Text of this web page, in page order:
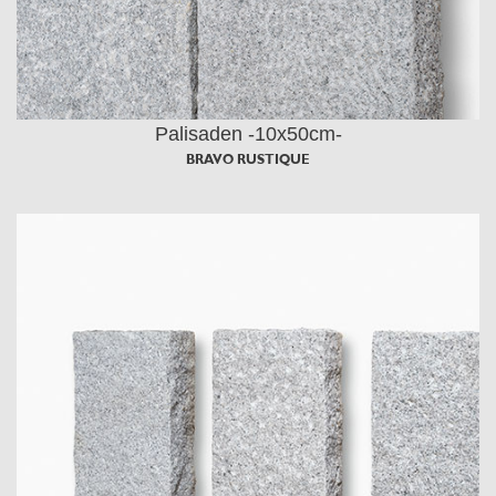
Palisaden -10x50cm-
BRAVO RUSTIQUE